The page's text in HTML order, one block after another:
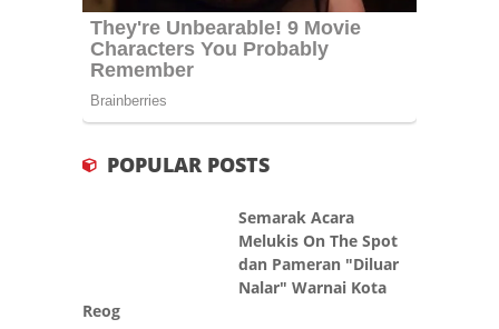
POPULAR POSTS
Semarak Acara
Melukis On The Spot
dan Pameran "Diluar
Nalar" Warnai Kota
Reog